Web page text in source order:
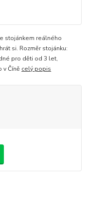
stojánkem reálného
si. Rozměr stojánku:
pro děti od 3 let,
v Číně celý popis